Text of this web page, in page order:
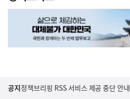
공지정책브리핑 RSS 서비스 제공 중단 안내